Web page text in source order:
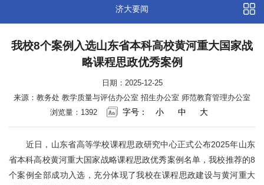
济大要闻
我校8个案例入选山东省本科高校黄河重大国家战
略课程思政优秀案例
日期：2025-12-25
来源：教务处 教学质量与评估办公室 招生办公室 师范教育管理办公室
浏览量： 1392 字号： 小 中 大
近日，山东省高等学校课程思政研究中心正式公布2025年山东
省本科高校黄河重大国家战略课程思政优秀案例名单，我校推荐的8
个案例全部成功入选，充分体现了我校在课程思政建设与黄河重大